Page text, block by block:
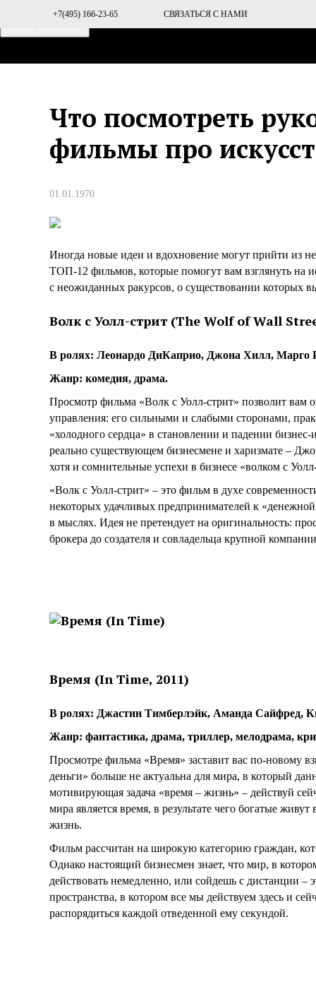
+7(495) 166-23-65 СВЯЗАТЬСЯ С НАМИ
Что посмотреть
фильмы про
01.01.1970
Иногда новые идеи и вдохновение могут прийти из
ТОП-12 фильмов, которые помогут вам взглянуть на
с неожиданных ракурсов, о существовании которых
Волк с Уолл-стрит (The Wolf of Wall
В ролях: Леонардо ДиКаприо, Джона Хилл, Марго
Жанр: комедия, драма.
Просмотр фильма «Волк с Уолл-стрит» позволит вам
управления: его сильными и слабыми сторонами,
«холодного сердца» в становлении и падении
реально существующем бизнесмене и харизмате –
хотя и сомнительные успехи в бизнесе «волком с
«Волк с Уолл-стрит» – это фильм в духе
некоторых удачливых предпринимателей к
в мыслях. Идея не претендует на оригинальность:
брокера до создателя и совладельца крупной
Время (In Time, 2011)
В ролях: Джастин Тимберлэйк, Аманда Сайфред,
Жанр: фантастика, драма, триллер, мелодрама,
Просмотре фильма «Время» заставит вас по-новому
деньги» больше не актуальна для мира, в который
мотивирующая задача «время – жизнь» – действуй
мира является время, в результате чего богатые
жизнь.
Фильм рассчитан на широкую категорию граждан,
Однако настоящий бизнесмен знает, что мир, в
действовать немедленно, или сойдешь с дистанции
пространства, в котором все мы действуем здесь и
распорядиться каждой отведенной ему секундой.